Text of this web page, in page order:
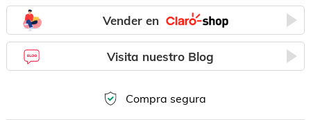
Vender en
Visita nuestro Blog
Compra segura